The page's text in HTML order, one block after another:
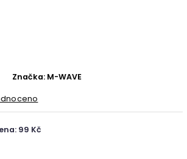
Značka: M-WAVE
99 Kč